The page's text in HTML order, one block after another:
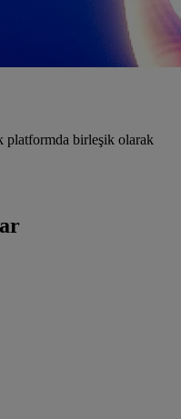
platformda birleşik olarak